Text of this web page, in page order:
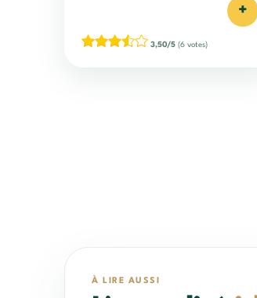
+
3,50/5 (6 votes)
À LIRE AUSSI